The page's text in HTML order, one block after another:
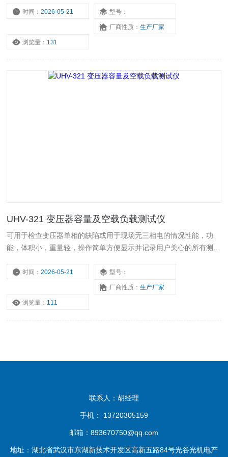
时间：2026-05-21 型号：
厂商性质： 生产厂家
浏览量： 131
UHV-321 变压器容量及空载负载测试仪
可用于检查变压器单相的缺陷或用于现场无三相电的情况性能，功
能，体积小，重量轻，操作简单方便显示并记录用户关心的所有测量
时间：2026-05-21 型号：
厂商性质： 生产厂家
浏览量： 111
联系人：胡经理
手机： 13720305159
邮箱：893670750@qq.com
地址：湖北省武汉市东湖新技术开发区高新五路84号光谷光机电产